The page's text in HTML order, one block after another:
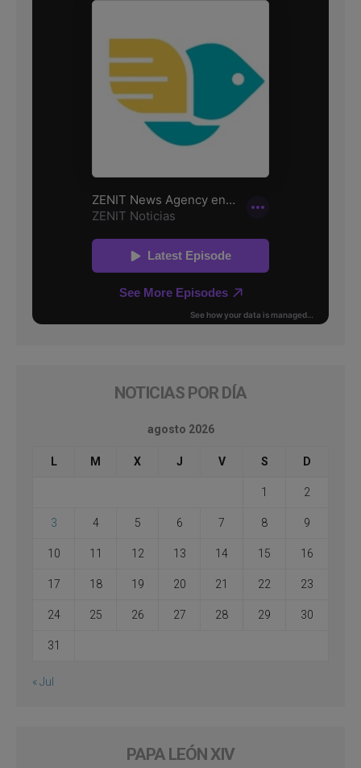
NOTICIAS POR DÍA
agosto 2026
L M X J V S D
1 2
3 4 5 6 7 8 9
10 11 12 13 14 15 16
17 18 19 20 21 22 23
24 25 26 27 28 29 30
31
« Jul
PAPA LEÓN XIV